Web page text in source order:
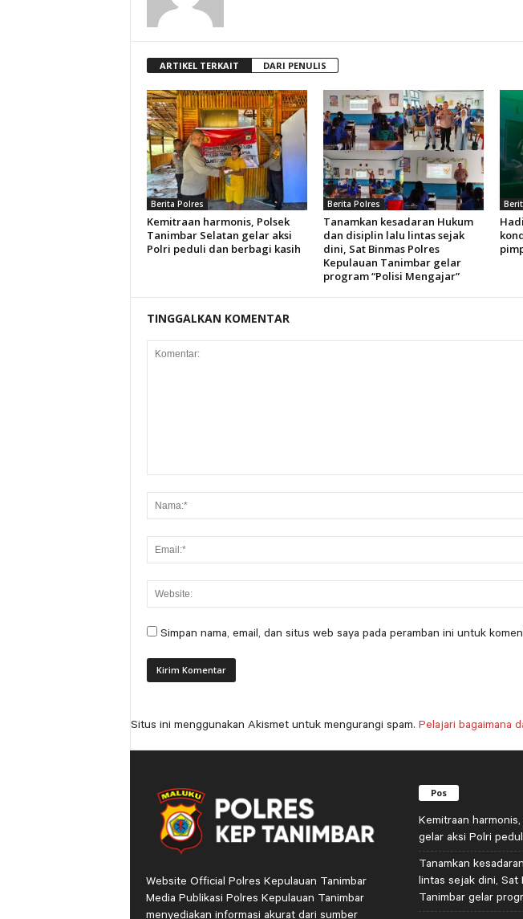
ARTIKEL TERKAIT DARI PENULIS
Berita Polres
Kemitraan harmonis, Polsek
Tanimbar Selatan gelar aksi
Polri peduli dan berbagi kasih
Berita Polres
Tanamkan kesadaran Hukum
dan disiplin lalu lintas sejak
dini, Sat Binmas Polres
Kepulauan Tanimbar gelar
program “Polisi Mengajar”
TINGGALKAN KOMENTAR
Simpan nama, email, dan situs web saya pada peramban ini untuk
Situs ini menggunakan Akismet untuk mengurangi spam. Pelajari bagaimana
Website Official Polres Kepulauan Tanimbar
Media Publikasi Polres Kepulauan Tanimbar
menyediakan informasi akurat dari sumber
Pos
Kemitraan
gelar aksi Polri
Tanamkan
lintas sejak dini, Sat
Tanimbar gelar